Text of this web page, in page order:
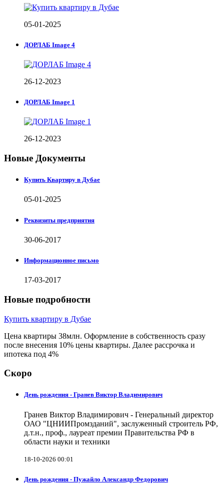
05-01-2025
ДОРЛАБ Image 4
26-12-2023
ДОРЛАБ Image 1
26-12-2023
Новые Документы
Купить Квартиру в Дубае
05-01-2025
Реквизиты предприятия
30-06-2017
Информационное письмо
17-03-2017
Новые подробности
Купить квартиру в Дубае
Цена квартиры 38млн. Оформление в собственность сразу
после внесения 10% цены квартиры. Далее рассрочка и
ипотека под 4%
Скоро
День рождения - Гранев Виктор Владимирович
Гранев Виктор Владимирович - Генеральный директор
ОАО "ЦНИИПромзданий", заслуженный строитель РФ,
д.т.н., проф., лауреат премии Правительства РФ в
области науки и техники
18-10-2026 00:01
День рождения - Пужайло Александр Федорович